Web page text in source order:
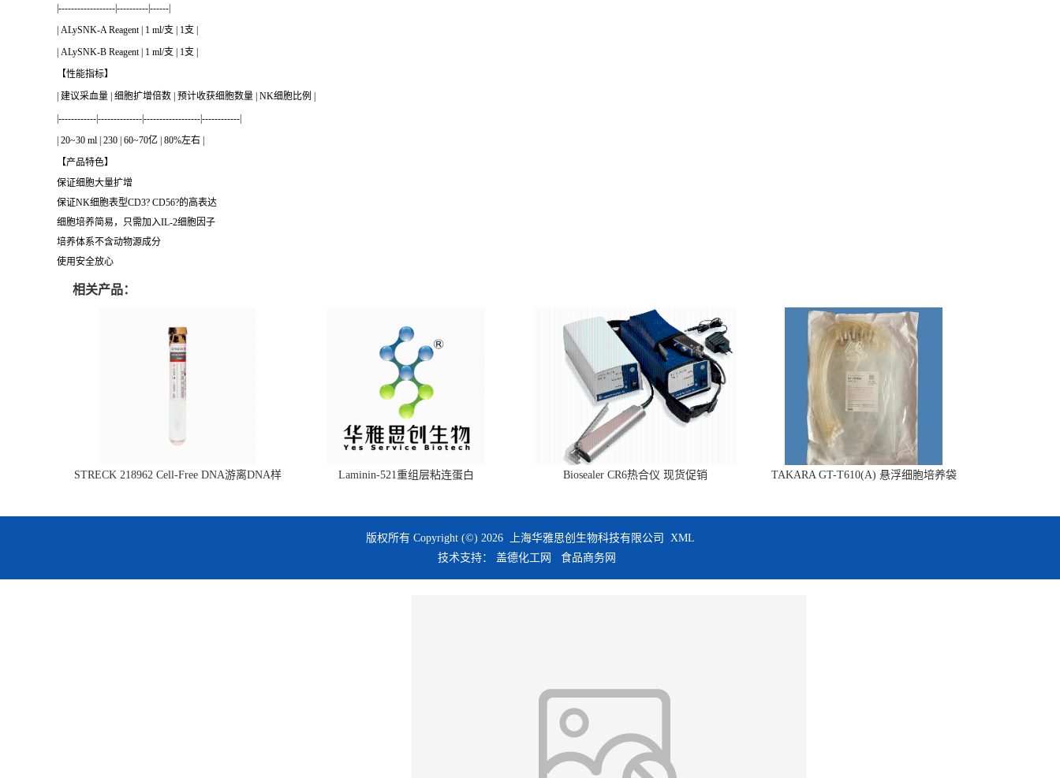
|------------------|----------|------|
| ALySNK-A Reagent | 1 ml/支 | 1支 |
| ALySNK-B Reagent | 1 ml/支 | 1支 |
【性能指标】
| 建议采血量 | 细胞扩增倍数 | 预计收获细胞数量 | NK细胞比例 |
|------------|--------------|------------------|------------|
| 20~30 ml | 230 | 60~70亿 | 80%左右 |
【产品特色】
保证细胞大量扩增
保证NK细胞表型CD3? CD56?的高表达
细胞培养简易，只需加入IL-2细胞因子
培养体系不含动物源成分
使用安全放心
相关产品：
STRECK 218962 Cell-Free DNA游离DNA样
Laminin-521重组层粘连蛋白 Biosealer CR6热合仪 现货促销 TAKARA GT-T610(A) 悬浮细胞培养袋
版权所有 Copyright (©) 2026 上海华雅思创生物科技有限公司
XML
技术支持： 盖德化工网 食品商务网